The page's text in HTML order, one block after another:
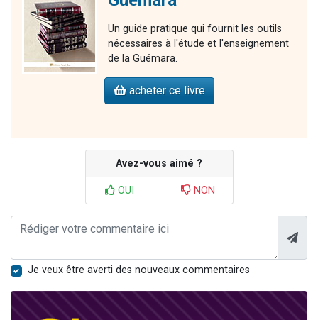
Un guide pratique qui fournit les outils
nécessaires à l'étude et l'enseignement
de la Guémara.
acheter ce livre
Avez-vous aimé ?
OUI NON
Je veux être averti des nouveaux commentaires